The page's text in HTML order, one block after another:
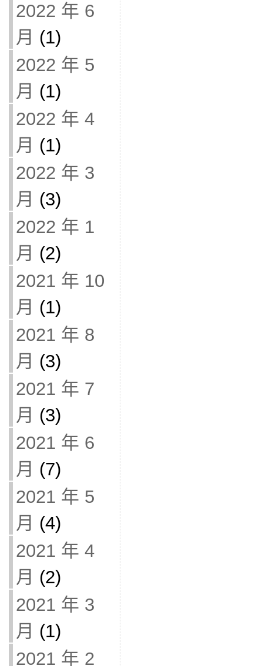
2022 年 6
月 (1)
2022 年 5
月 (1)
2022 年 4
月 (1)
2022 年 3
月 (3)
2022 年 1
月 (2)
2021 年 10
月 (1)
2021 年 8
月 (3)
2021 年 7
月 (3)
2021 年 6
月 (7)
2021 年 5
月 (4)
2021 年 4
月 (2)
2021 年 3
月 (1)
2021 年 2